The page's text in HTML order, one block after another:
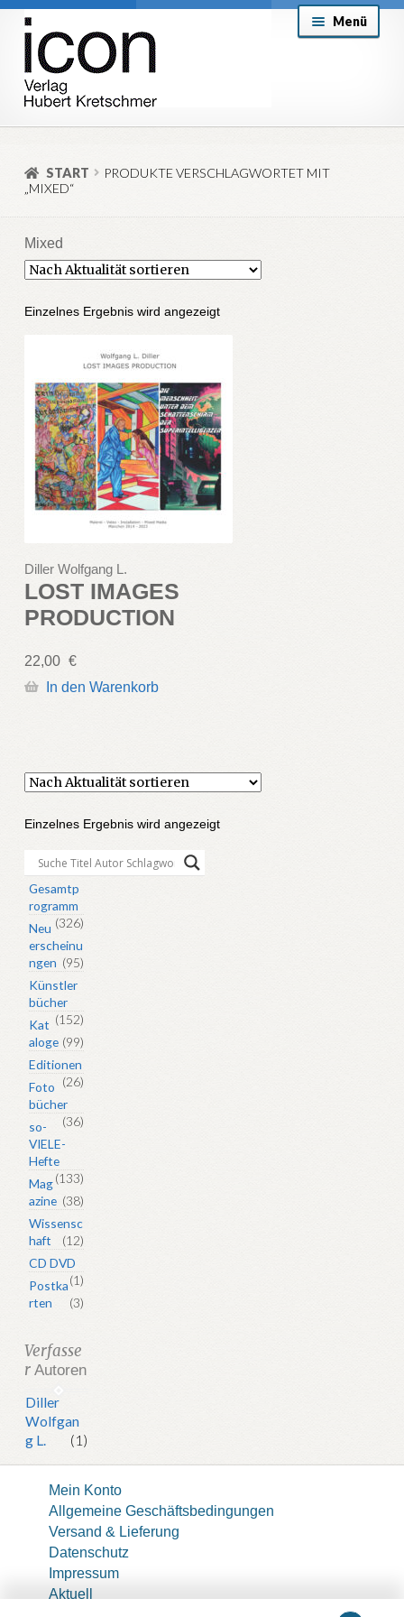
Zur
Navigation
springen
Zum
Inhalt
springen
Menü
About
Versand & Lieferung
Aktuell
START
PRODUKTE VERSCHLAGWORTET MIT
„MIXED“
Mixed
Einzelnes Ergebnis wird angezeigt
Diller Wolfgang L.
LOST IMAGES
PRODUCTION
22,00 €
In den Warenkorb
Einzelnes Ergebnis wird angezeigt
Gesamtp
rogramm
(326)
Neu
erscheinu
ngen (95)
Künstler
bücher
(152)
Kat
aloge (99)
Editionen
(26)
Foto
bücher
(36)
so-
VIELE-
Hefte
(133)
Mag
azine (38)
Wissensc
haft
(12)
CD DVD
(1)
Postka
rten
(3)
Verfasse
r Autoren
Diller
Wolfgan
g L.
(1)
Mein Konto
Allgemeine Geschäftsbedingungen
Versand & Lieferung
Datenschutz
Impressum
Aktuell